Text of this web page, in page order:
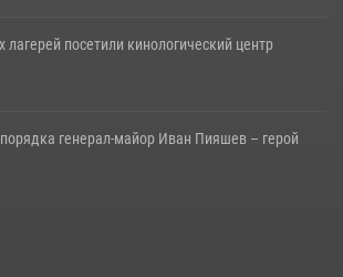
лагерей посетили кинологический центр
генерал-майор Иван Пияшев – герой